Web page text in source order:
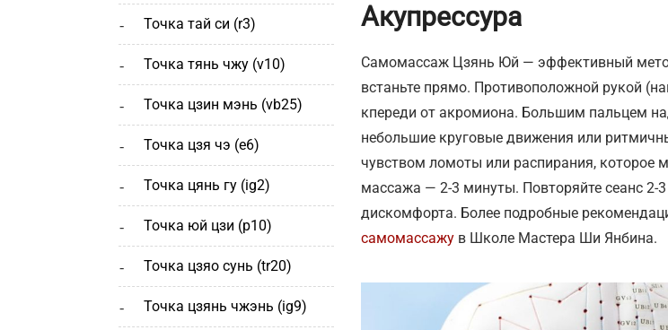
точка тай си (r3)
точка тянь чжу (v10)
точка цзин мэнь (vb25)
точка цзя чэ (е6)
точка цянь гу (ig2)
точка юй цзи (р10)
точка цзяо сунь (tr20)
точка цзянь чжэнь (ig9)
Акупрессура
Самомассаж Цзянь Юй — эффективный
встаньте прямо. Противоположной рукой
кпереди от акромиона. Большим пальцем
небольшие круговые движения или
чувством ломоты или распирания, которое
массажа — 2-3 минуты. Повторяйте сеанс 2-
дискомфорта. Более подробные
самомассажу в Школе Мастера Ши Янбина.